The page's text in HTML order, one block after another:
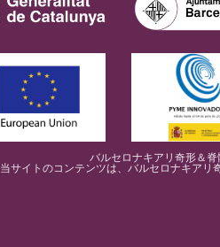
バルセロナキアリ奇形＆
当サイトのコンテンツは、バルセロナキア